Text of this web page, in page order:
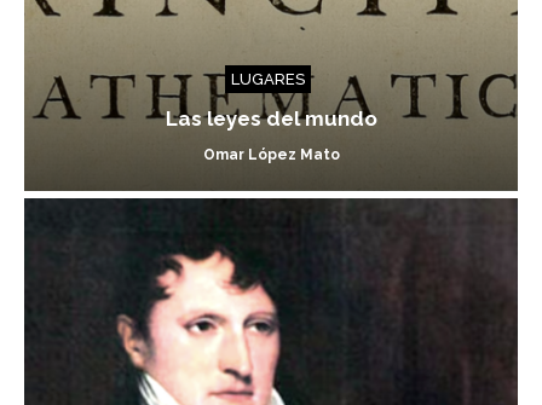
LUGARES
Las leyes del mundo
Omar López Mato